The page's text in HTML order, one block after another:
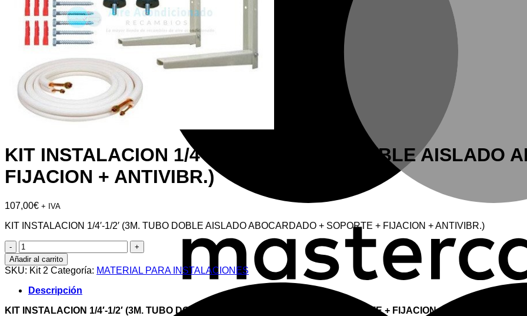
KIT INSTALACION 1/4′-1/2′ (3M. TUBO DOBLE AISLADO
FIJACION + ANTIVIBR.)
107,00€ + IVA
KIT INSTALACION 1/4′-1/2′ (3M. TUBO DOBLE AISLADO ABOCARDADO + SOPORTE + FIJACION + ANTIVIBR.)
KIT
INSTALACION
1/4'-1/2'
(3M.
TUBO
DOBLE
AISLADO
Añadir al carrito
SKU: Kit 2 Categoría: MATERIAL PARA INSTALACIONES
Descripción
KIT INSTALACION 1/4′-1/2′ (3M. TUBO DOBLE AISLADO ABOCARDADO + SOPORTE + FIJACION + ANTIVIBR.)